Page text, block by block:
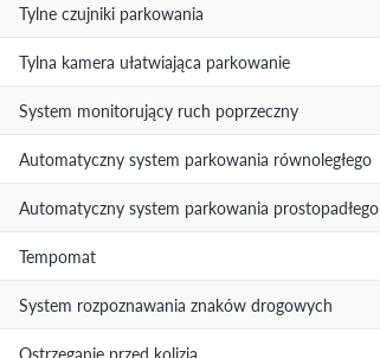
Tylne czujniki parkowania
Tylna kamera ułatwiająca parkowanie
System monitorujący ruch poprzeczny
Automatyczny system parkowania równoległego
Automatyczny system parkowania prostopadłego
Tempomat
System rozpoznawania znaków drogowych
Ostrzeganie przed kolizją